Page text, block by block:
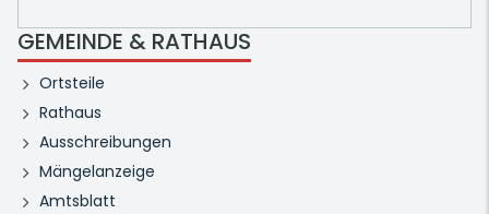
GEMEINDE & RATHAUS
Ortsteile
Rathaus
Ausschreibungen
Mängelanzeige
Amtsblatt